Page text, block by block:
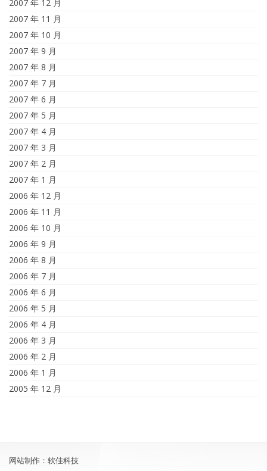
2007 年 12 月
2007 年 11 月
2007 年 10 月
2007 年 9 月
2007 年 8 月
2007 年 7 月
2007 年 6 月
2007 年 5 月
2007 年 4 月
2007 年 3 月
2007 年 2 月
2007 年 1 月
2006 年 12 月
2006 年 11 月
2006 年 10 月
2006 年 9 月
2006 年 8 月
2006 年 7 月
2006 年 6 月
2006 年 5 月
2006 年 4 月
2006 年 3 月
2006 年 2 月
2006 年 1 月
2005 年 12 月
网站制作：软佳科技